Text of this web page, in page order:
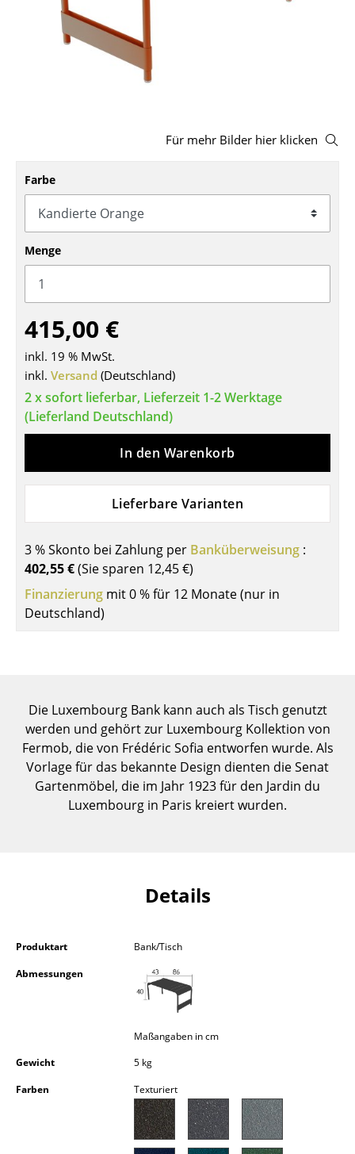
Hocker
Bänke & Liegen
Schaukelstühle
Bürodrehstühle
Bürosessel
Einzelteile
... alle Sitzmöbel
Tische
Esstische
Couchtische
Schreibtische
Konferenztische
Stehtische & Stehpulte
Einzelteile
... alle Tische
Aufbewahren
TV Möbel
Beistell- & Rollcontainer
... alle Aufbewahrungsmöbel
Für mehr Bilder hier klicken
Farbe
Menge
415,00 €
inkl. 19 % MwSt.
inkl. Versand (Deutschland)
2 x sofort lieferbar, Lieferzeit 1-2 Werktage
(Lieferland Deutschland)
In den Warenkorb
Lieferbare Varianten
3 % Skonto bei Zahlung per Banküberweisung :
402,55 €(Sie sparen 12,45 €)
Finanzierung mit 0 % für 12 Monate (nur in
Deutschland)
Die Luxembourg Bank kann auch als Tisch genutzt
werden und gehört zur Luxembourg Kollektion von
Fermob, die von Frédéric Sofia entworfen wurde. Als
Vorlage für das bekannte Design dienten die Senat
Gartenmöbel, die im Jahr 1923 für den Jardin du
Luxembourg in Paris kreiert wurden.
Details
Produktart
Bank/Tisch
Abmessungen
Maßangaben in cm
Gewicht
5 kg
Farben
Texturiert